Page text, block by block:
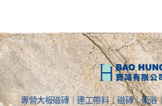
專營大板磁磚｜連工帶料｜磁磚｜衛浴